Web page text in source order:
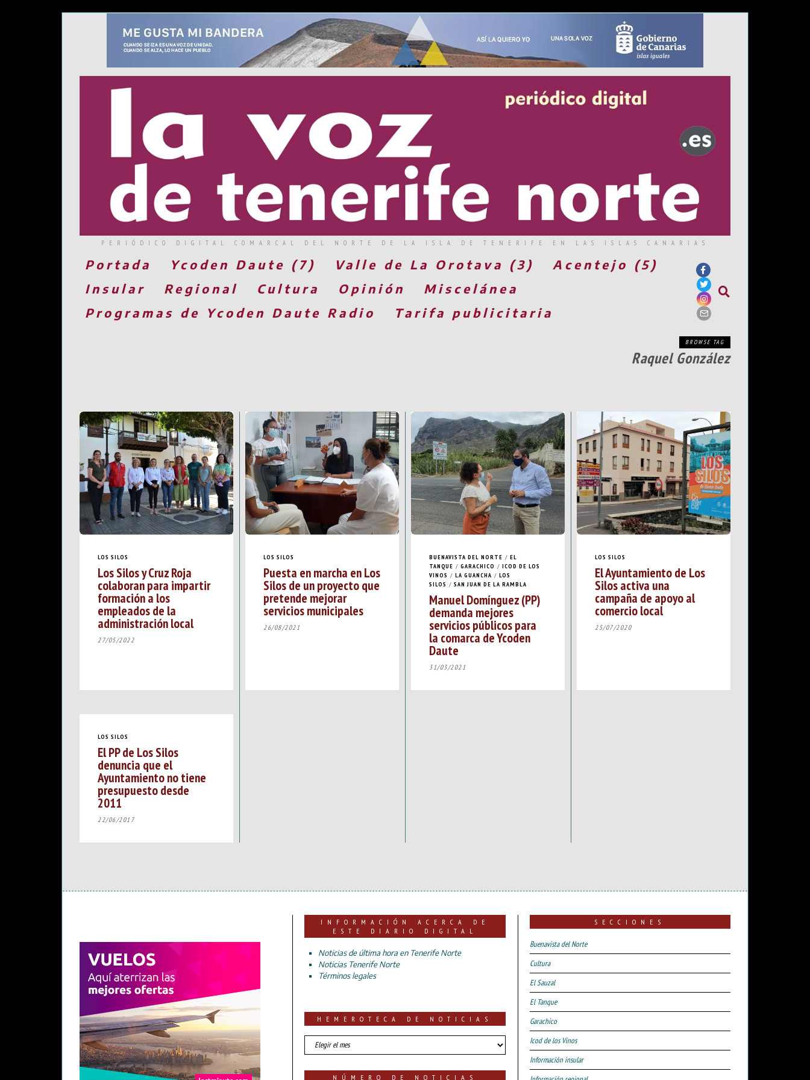
PERIÓDICO DIGITAL COMARCAL DEL NORTE DE LA ISLA DE TENERIFE EN LAS ISLAS CANARIAS
Portada Ycoden Daute (7) Valle de La Orotava (3)
Acentejo (5)
Insular
Regional Cultura Opinión
Miscelánea
Programas de Ycoden Daute Radio
Tarifa publicitaria
BROWSE TAG
Raquel González
LOS SILOS
Los Silos y Cruz Roja
colaboran para impartir
formación a los
empleados de la
administración local
27/05/2022
LOS SILOS
Puesta en marcha en Los
Silos de un proyecto que
pretende mejorar
servicios municipales
26/08/2021
BUENAVISTA DEL NORTE / EL
TANQUE / GARACHICO / ICOD DE LOS
VINOS / LA GUANCHA / LOS
SILOS / SAN JUAN DE LA RAMBLA
Manuel Domínguez (PP)
demanda mejores
servicios públicos para
la comarca de Ycoden
Daute
31/03/2021
LOS SILOS
El Ayuntamiento de Los
Silos activa una
campaña de apoyo al
comercio local
25/07/2020
LOS SILOS
El PP de Los Silos
denuncia que el
Ayuntamiento no tiene
presupuesto desde
2011
22/06/2017
INFORMACIÓN ACERCA DE
ESTE DIARIO DIGITAL
Noticias de última hora en Tenerife Norte
Noticias Tenerife Norte
Términos legales
HEMEROTECA DE NOTICIAS
HEMEROTECA
DE
NÚMERO DE NOTICIAS
SECCIONES
Buenavista del Norte
Cultura
El Sauzal
El Tanque
Garachico
Icod de los Vinos
Información insular